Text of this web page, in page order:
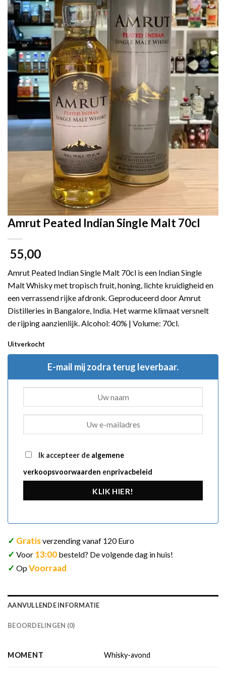
Amrut Peated Indian Single Malt 70cl
55,00
Amrut Peated Indian Single Malt 70cl is een Indian Single
Malt Whisky met tropisch fruit, honing, lichte kruidigheid en
een verrassend rijke afdronk. Geproduceerd door Amrut
Distilleries in Bangalore, India. Het warme klimaat versnelt
de rijping aanzienlijk. Alcohol: 40% | Volume: 70cl.
Uitverkocht
E-mail mij zodra terug leverbaar.
Ik accepteer de algemene
verkoopsvoorwaarden enprivacbeleid
KLIK HIER!
✓ Gratisverzending vanaf 120 Euro
✓ Voor 13:00 besteld? De volgende dag in huis!
✓ OpVoorraad
AANVULLENDE INFORMATIE
BEOORDELINGEN (0)
MOMENT Whisky-avond